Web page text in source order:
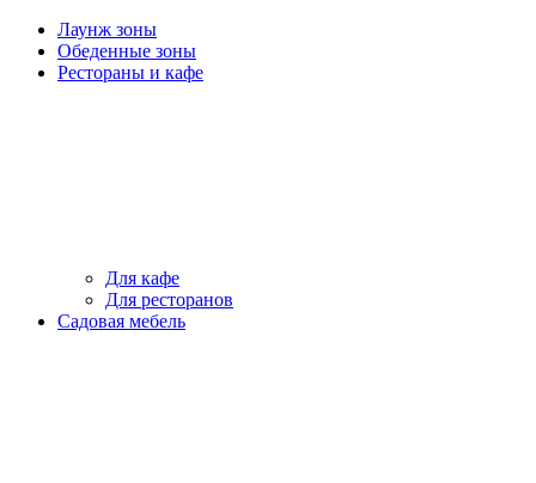
Лаунж зоны
Обеденные зоны
Рестораны и кафе
Для кафе
Для ресторанов
Садовая мебель